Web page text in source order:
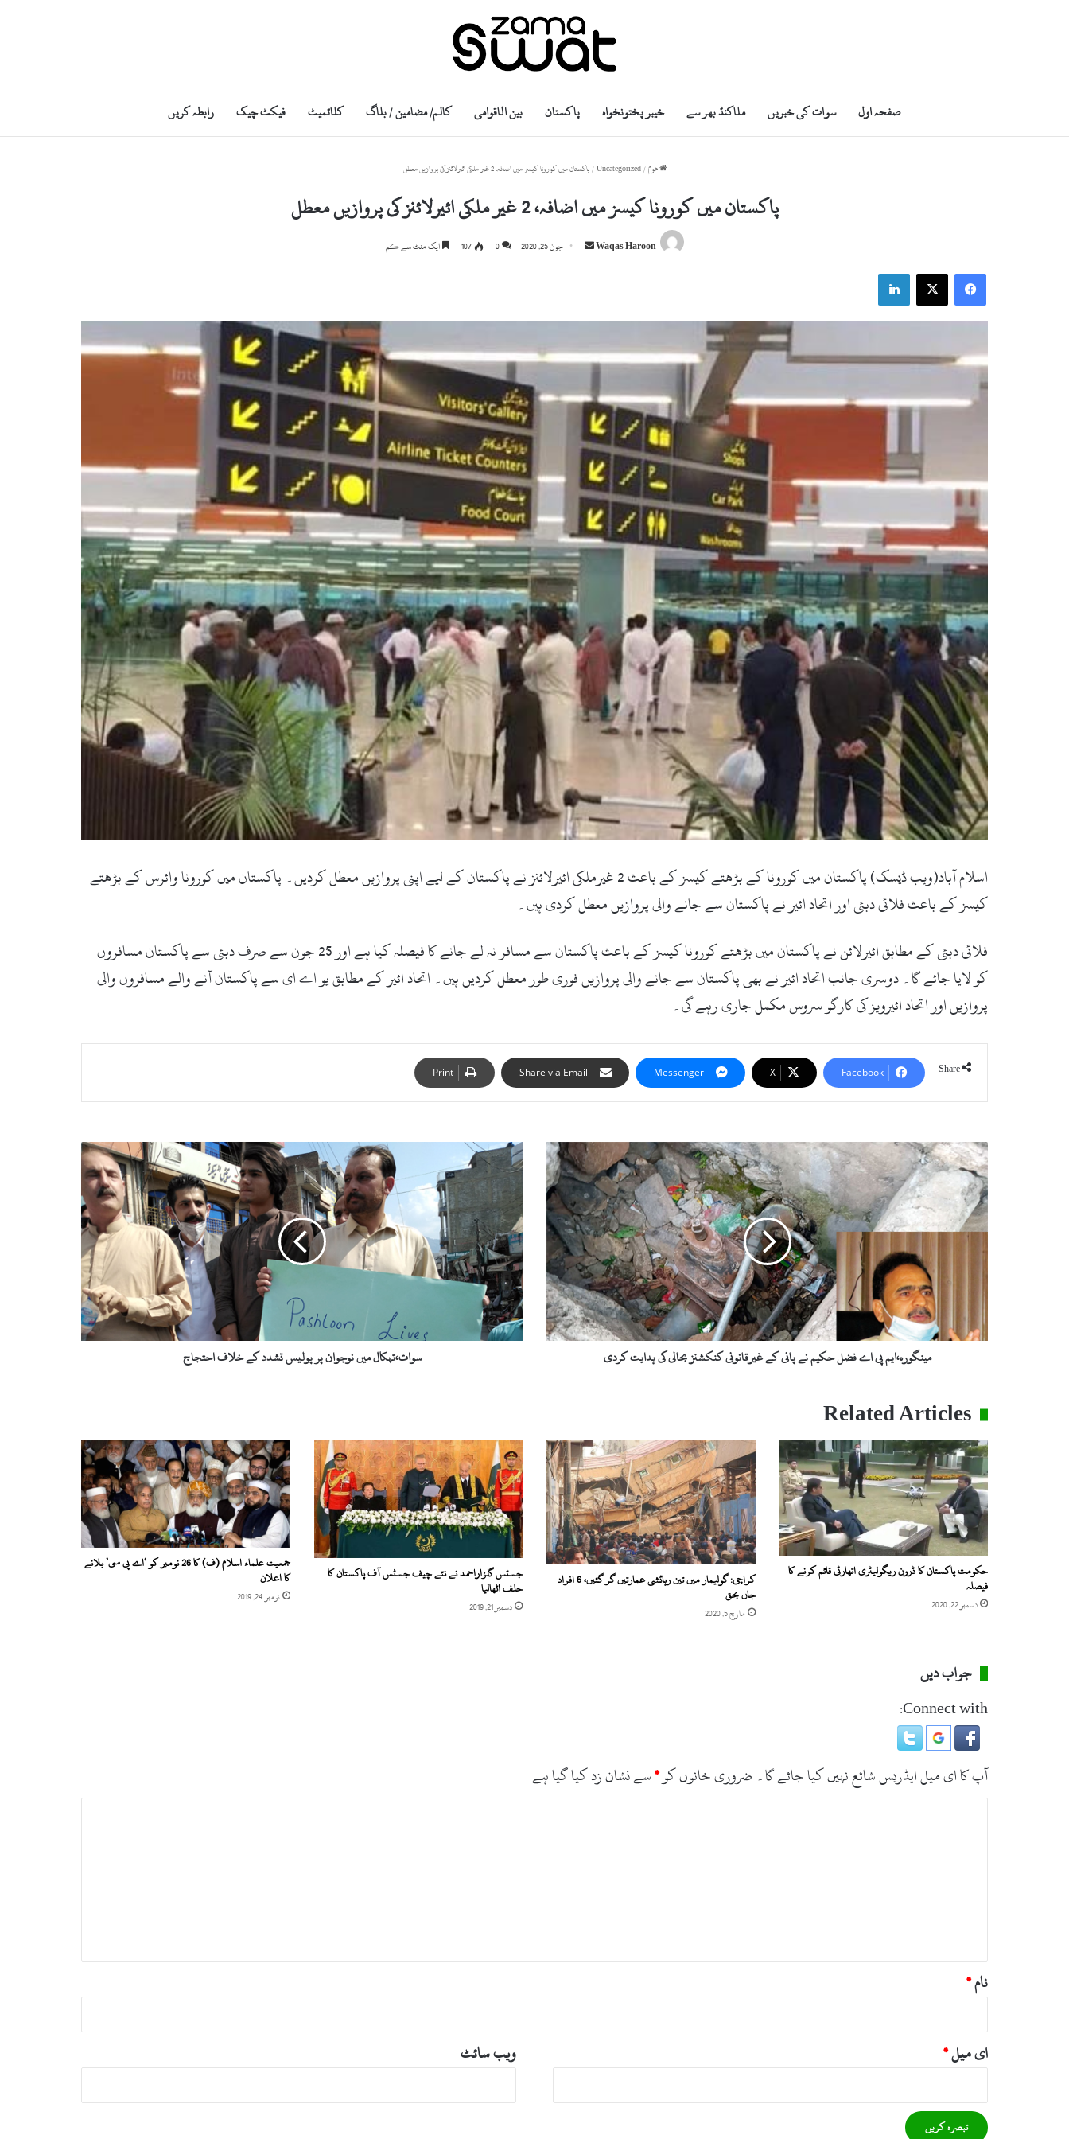
صفحہ اول سوات کی خبریں ملاکنڈ بھر سے خیبر پختونخواہ پاکستان بین الاقوامی کالم/ مضامین / بلاگ کلائمیٹ فیکٹ چیک رابطہ کریں
ھوم /
Uncategorized
/ پاکستان میں کورونا کیسز میں اضافہ، 2 غیر ملکی ائیرلائنز کی پروازیں معطل
پاکستان میں کورونا کیسز میں اضافہ، 2 غیر ملکی ائیرلائنز کی پروازیں معطل
Waqas Haroon
Send جون 25, 2020 0
107 ایک منٹ سے کم
Facebook
X
LinkedIn
اسلام آباد(ویب ڈیسک) پاکستان میں کورونا کے بڑھتے کیسز کے باعث 2 غیرملکی ائیرلائنز نے پاکستان کے لیے اپنی پروازیں معطل کردیں۔ پاکستان میں کورونا وائرس کے بڑھتے
کیسز کے باعث فلائی دبئی اور اتحاد ائیر نے پاکستان سے جانے والی پروازیں معطل کردی ہیں۔
فلائی دبئی کے مطابق ائیرلائن نے پاکستان میں بڑھتے کورونا کیسز کے باعث پاکستان سے مسافر نہ لے جانے کا فیصلہ کیا ہے اور 25 جون سے صرف دبئی سے پاکستان مسافروں
کو لایا جائے گا۔ دوسری جانب اتحاد ائیر نے بھی پاکستان سے جانے والی پروازیں فوری طور معطل کردیں ہیں۔ اتحاد ائیر کے مطابق یو اے ای سے پاکستان آنے والے مسافروں والی
پروازیں اور اتحاد ائیرویز کی کارگو سروس مکمل جاری رہے گی۔
Share
Facebook
X
Messenger
Share via Email
Print
مینگورہ،ایم
پی
اے
فضل
حکیم
نے
پانی
غیرقانونی
کنکشنز
بحالی
کی
ہدایت مینگورہ،ایم پی اے فضل حکیم نے پانی کے غیرقانونی کنکشنز بحالی کی ہدایت کردی
سوات،تہکال
میں
نوجوان
پر
پولیس
تشدد
کے
خلاف
احتجاج
سوات،تہکال میں نوجوان پر پولیس تشدد کے خلاف احتجاج
Related Articles
حکومت پاکستان کا ڈرون ریگولیٹری اتھارٹی قائم کرنے کا
فیصلہ
دسمبر 22, 2020
کراچی: گولیمار میں تین رہائشی عمارتیں گر گئیں، 6 افراد
جاں بحق
مارچ 5, 2020
جسٹس گلزاراحمد نے نئے چیف جسٹس آف پاکستان کا
حلف اٹھالیا
دسمبر 21, 2019
جمعیت علماء اسلام (ف) کا 26 نومبر کو ‘اے پی سی’ بلانے
کا اعلان
نومبر 24, 2019
جواب دیں
Connect with:
آپ کا ای میل ایڈریس شائع نہیں کیا جائے گا۔ ضروری خانوں کو*سے نشان زد کیا گیا ہے
نام*
ای میل* ویب‌ سائٹ